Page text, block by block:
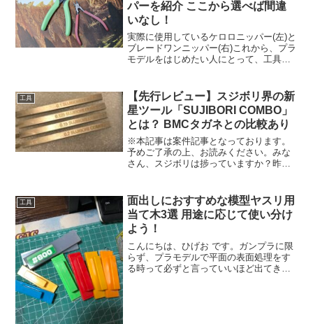
パーを紹介 ここから選べば間違
いなし！
実際に使用しているケロロニッパー(左)と
ブレードワンニッパー(右)これから、プラ
モデルをはじめたい人にとって、工具選
もいかず、「どのニッパー選べばいいか
分からんわ、安い...
工具
【先行レビュー】スジボリ界の新
星ツール「SUJIBORI COMBO」
とは？ BMCタガネとの比較あり
※本記事は案件記事となっております。
予めご了承の上、お読みください。みな
さん、スジボリは捗っていますか？昨今
しょう。私もその内の1人です。そこで、
スジボリツールを色々探し...
工具
面出しにおすすめな模型ヤスリ用
当て木3選 用途に応じて使い分け
よう！
こんにちは、ひげお です。ガンプラに限
らず、プラモデルで平面の表面処理をす
る時って必ずと言っていいほど出てきま